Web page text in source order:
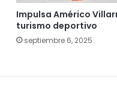
Impulsa Américo
turismo deportivo
septiembre 6, 2025